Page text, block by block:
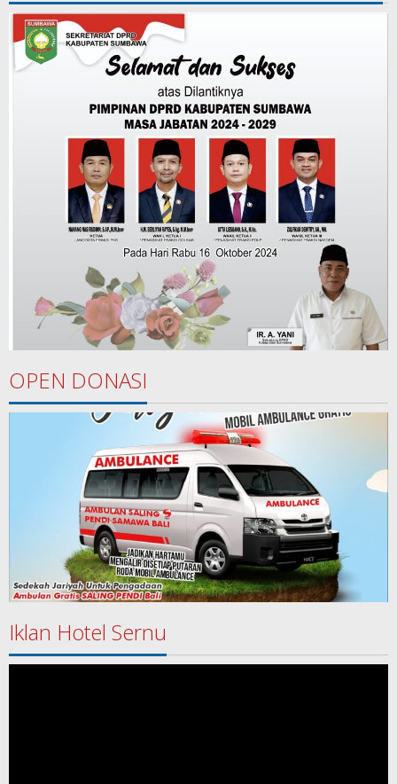
OPEN DONASI
Iklan Hotel Sernu